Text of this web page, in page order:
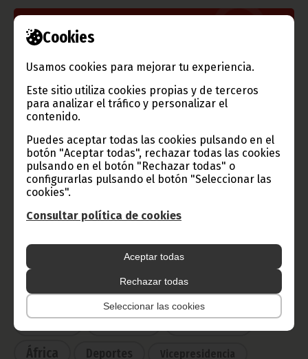
Cookies
Usamos cookies para mejorar tu experiencia.
Este sitio utiliza cookies propias y de terceros
para analizar el tráfico y personalizar el
contenido.
Puedes aceptar todas las cookies pulsando en el
botón "Aceptar todas", rechazar todas las cookies
pulsando en el botón "Rechazar todas" o
configurarlas pulsando el botón "Seleccionar las
cookies".
Consultar política de cookies
Aceptar todas
Rechazar todas
Seleccionar las cookies
Gobierno e Instituciones
Información de Guinea Ecuatorial
TVGE
Radio Nacional de Guinea
Haz click aquí para escuchar ahora
CATEGORÍAS
Noticias Gobierno
Presidencia
África
Deportes Vicepresidencia